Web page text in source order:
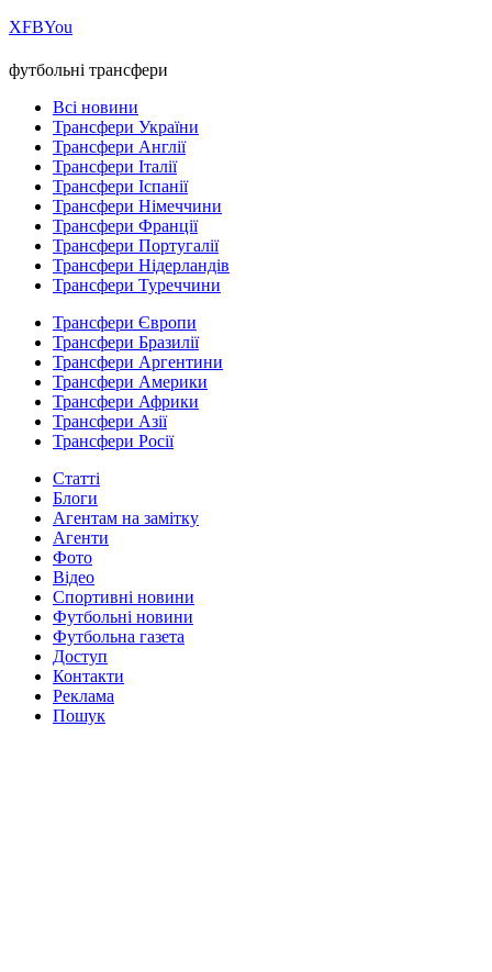
ХFBYou
футбольні трансфери
Всі новини
Трансфери України
Трансфери Англії
Трансфери Італії
Трансфери Іспанії
Трансфери Німеччини
Трансфери Франції
Трансфери Португалії
Трансфери Нідерландів
Трансфери Туреччини
Трансфери Європи
Трансфери Бразилії
Трансфери Аргентини
Трансфери Америки
Трансфери Африки
Трансфери Азії
Трансфери Росії
Статті
Блоги
Агентам на замітку
Агенти
Фото
Відео
Спортивні новини
Футбольні новини
Футбольна газета
Доступ
Контакти
Реклама
Пошук